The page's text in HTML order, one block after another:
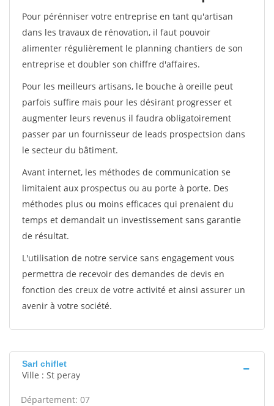
Pour pérénniser votre entreprise en tant qu'artisan
dans les travaux de rénovation, il faut pouvoir
alimenter régulièrement le planning chantiers de son
entreprise et doubler son chiffre d'affaires.
Pour les meilleurs artisans, le bouche à oreille peut
parfois suffire mais pour les désirant progresser et
augmenter leurs revenus il faudra obligatoirement
passer par un fournisseur de leads prospectsion dans
le secteur du bâtiment.
Avant internet, les méthodes de communication se
limitaient aux prospectus ou au porte à porte. Des
méthodes plus ou moins efficaces qui prenaient du
temps et demandait un investissement sans garantie
de résultat.
L'utilisation de notre service sans engagement vous
permettra de recevoir des demandes de devis en
fonction des creux de votre activité et ainsi assurer un
avenir à votre société.
Sarl chiflet
Ville : St peray
Département: 07